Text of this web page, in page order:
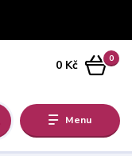
Menu
0
0 Kč